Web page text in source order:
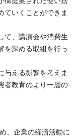
ていくことができま
て、講演会や消費生
を深める取組を行っ
与える影響を考えま
者教育のより一層の
、企業の経済活動に